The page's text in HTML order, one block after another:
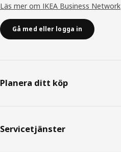
Läs mer om IKEA Business Network
Gå med eller logga in
Planera ditt köp
Servicetjänster